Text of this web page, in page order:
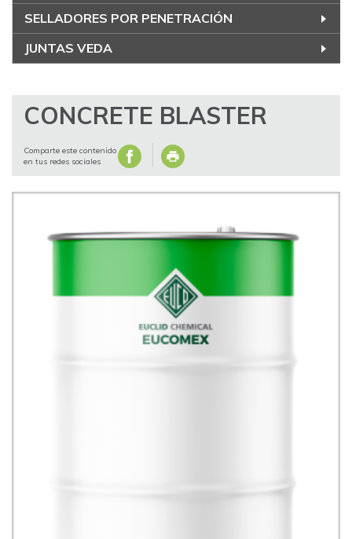
SELLADORES POR PENETRACIÓN
JUNTAS VEDA
CONCRETE BLASTER
Comparte este contenido
en tus redes sociales